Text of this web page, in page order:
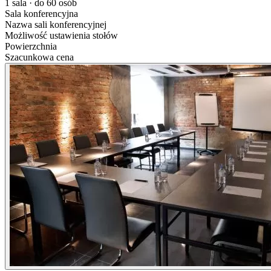
1 sala · do 60 osób
Sala konferencyjna
Nazwa sali konferencyjnej
Możliwość ustawienia stołów
Powierzchnia
Szacunkowa cena